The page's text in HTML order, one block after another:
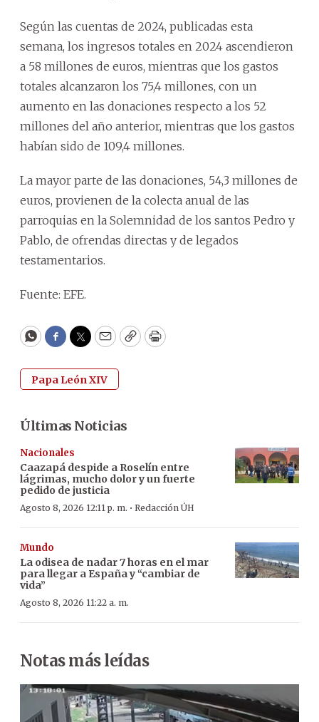
Según las cuentas de 2024, publicadas esta
semana, los ingresos totales en 2024 ascendieron
a 58 millones de euros, mientras que los gastos
totales alcanzaron los 75,4 millones, con un
aumento en las donaciones respecto a los 52
millones del año anterior, mientras que los gastos
habían sido de 109,4 millones.
La mayor parte de las donaciones, 54,3 millones de
euros, provienen de la colecta anual de las
parroquias en la Solemnidad de los santos Pedro y
Pablo, de ofrendas directas y de legados
testamentarios.
Fuente: EFE.
WhatsApp
Facebook
Twitter
EmailCopyPrint
Papa León XIV
Últimas Noticias
Nacionales
Caazapá despide a Roselín entre
lágrimas, mucho dolor y un fuerte
pedido de justicia
Agosto 8, 2026 12:11 p. m. · Redacción ÚH
Mundo
La odisea de nadar 7 horas en el mar
para llegar a España y “cambiar de
vida”
Agosto 8, 2026 11:22 a. m.
Notas más leídas